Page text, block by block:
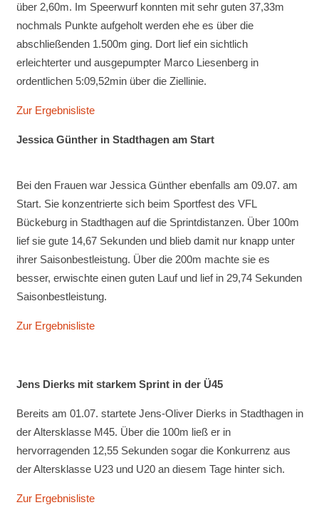
über 2,60m. Im Speerwurf konnten mit sehr guten 37,33m
nochmals Punkte aufgeholt werden ehe es über die
abschließenden 1.500m ging. Dort lief ein sichtlich
erleichterter und ausgepumpter Marco Liesenberg in
ordentlichen 5:09,52min über die Ziellinie.
Zur Ergebnisliste
Jessica Günther in Stadthagen am Start
Bei den Frauen war Jessica Günther ebenfalls am 09.07. am
Start. Sie konzentrierte sich beim Sportfest des VFL
Bückeburg in Stadthagen auf die Sprintdistanzen. Über 100m
lief sie gute 14,67 Sekunden und blieb damit nur knapp unter
ihrer Saisonbestleistung. Über die 200m machte sie es
besser, erwischte einen guten Lauf und lief in 29,74 Sekunden
Saisonbestleistung.
Zur Ergebnisliste
Jens Dierks mit starkem Sprint in der Ü45
Bereits am 01.07. startete Jens-Oliver Dierks in Stadthagen in
der Altersklasse M45. Über die 100m ließ er in
hervorragenden 12,55 Sekunden sogar die Konkurrenz aus
der Altersklasse U23 und U20 an diesem Tage hinter sich.
Zur Ergebnisliste